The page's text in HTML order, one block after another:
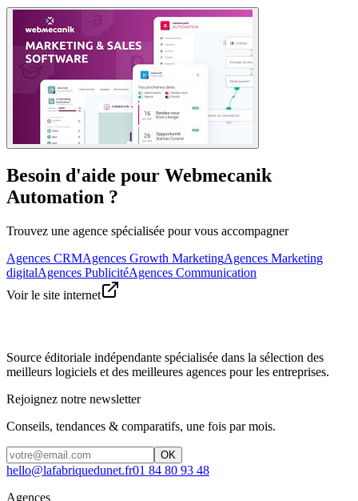
Besoin d'aide pour Webmecanik
Automation ?
Trouvez une agence spécialisée pour vous accompagner
Agences CRMAgences Growth MarketingAgences Marketing
digitalAgences PublicitéAgences Communication
Voir le site internet
Source éditoriale indépendante spécialisée dans la sélection des
meilleurs logiciels et des meilleures agences pour les entreprises.
Rejoignez notre newsletter
Conseils, tendances & comparatifs, une fois par mois.
OK
hello@lafabriquedunet.fr01 84 80 93 48
Agences